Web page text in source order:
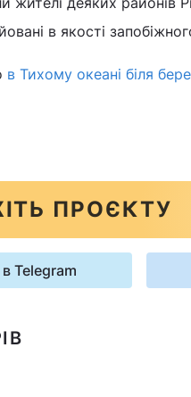
в якості
в Тихому океані біля
ПРОЄКТУ
Telegram